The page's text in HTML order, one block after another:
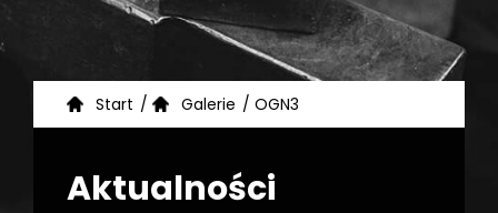
Start / Galerie / OGN3
Aktualności